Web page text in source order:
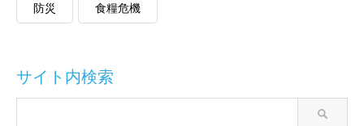
防災 食糧危機
サイト内検索